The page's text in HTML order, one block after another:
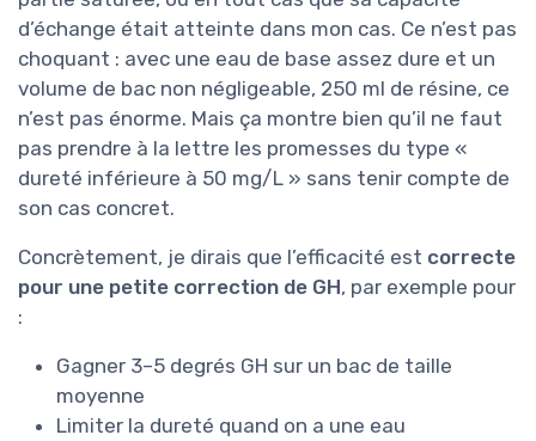
d’échange était atteinte dans mon cas. Ce n’est pas
choquant : avec une eau de base assez dure et un
volume de bac non négligeable, 250 ml de résine, ce
n’est pas énorme. Mais ça montre bien qu’il ne faut
pas prendre à la lettre les promesses du type «
dureté inférieure à 50 mg/L » sans tenir compte de
son cas concret.
Concrètement, je dirais que l’efficacité est correcte
pour une petite correction de GH, par exemple pour
:
Gagner 3–5 degrés GH sur un bac de taille
moyenne
Limiter la dureté quand on a une eau